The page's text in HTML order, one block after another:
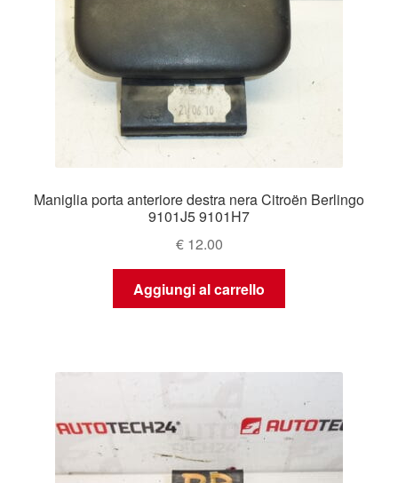
Maniglia porta anteriore destra nera Citroën Berlingo
9101J5 9101H7
€12.00
Aggiungi al carrello